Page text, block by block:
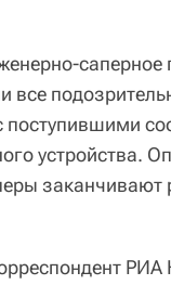
саперное
все
поступившими
устройства.
заканчивают
РИА